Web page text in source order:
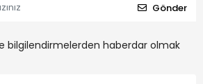
Gönder
bilgilendirmelerden haberdar olmak